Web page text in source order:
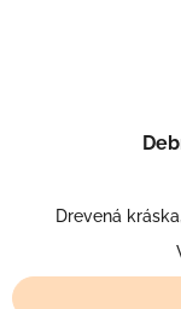
Drevená